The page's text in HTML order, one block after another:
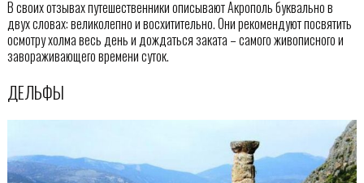
В своих отзывах путешественники описывают Акрополь буквально в
двух словах: великолепно и восхитительно. Они рекомендуют посвятить
осмотру холма весь день и дождаться заката – самого живописного и
завораживающего времени суток.
ДЕЛЬФЫ